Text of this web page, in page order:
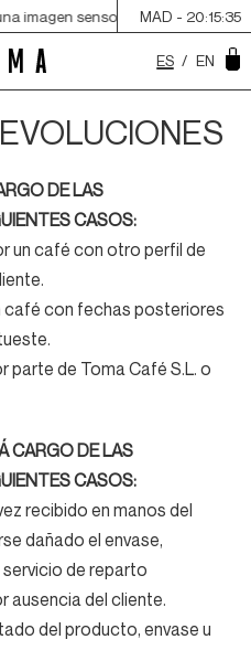
imagen sensorial del origen,
MAD - 20:15:35
ES / EN
DE LAS
CASOS:
un café con otro perfil de
café con fechas posteriores
parte de Toma Café S.L. o
CARGO DE LAS
CASOS:
recibido en manos del
dañado el envase,
de reparto
ausencia del cliente.
del producto, envase u